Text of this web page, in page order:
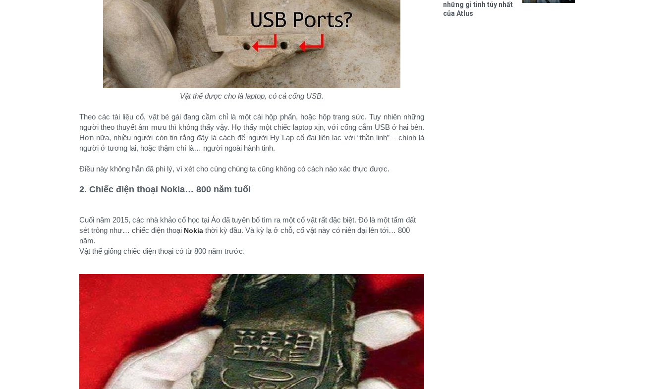
Vật thể được cho là laptop, có cả cổng USB.
Theo các tài liệu cổ, vật bé gái đang cầm chỉ là một cái hộp phấn, hoặc hộp trang sức. Tuy nhiên những
người theo thuyết âm mưu thì không thấy vậy. Họ thấy một chiếc laptop xịn, với cổng cắm USB ở hai bên.
Hơn nữa, nhiều người còn tin rằng đây là cách để người Hy Lạp cổ đại liên lạc với “thần linh” – chính là
người ở tương lai, hoặc thậm chí là… người ngoài hành tinh.
Điều này không hẳn đã phi lý, vì xét cho cùng chúng ta cũng không có cách nào xác thực được.
2. Chiếc điện thoại Nokia… 800 năm tuổi
Cuối năm 2015, các nhà khảo cổ học tại Áo đã tuyên bố tìm ra một cổ vật rất đặc biệt. Đó là một tấm đất
sét trông như… chiếc điện thoại Nokia thời kỳ đầu. Và kỳ lạ ở chỗ, cổ vật này có niên đại lên tới… 800
năm.
Vật thể giống chiếc điện thoại có từ 800 năm trước.
những gì tinh túy nhất
của Atlus